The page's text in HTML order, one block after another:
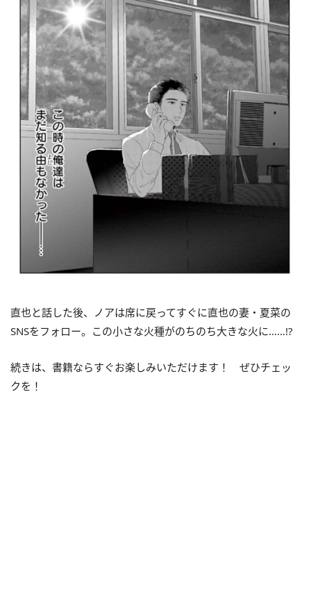
直也と話した後、ノアは席に戻ってすぐに直也の妻・夏菜の
SNSをフォロー。この小さな火種がのちのち大きな火に……!?
続きは、書籍ならすぐお楽しみいただけます！ ぜひチェッ
クを！